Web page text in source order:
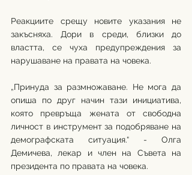
Реакциите срещу новите указания не
закъсняха. Дори в среди, близки до
властта, се чуха предупреждения за
нарушаване на правата на човека.
„Принуда за размножаване. Не мога да
опиша по друг начин тази инициатива,
която превръща жената от свободна
личност в инструмент за подобряване на
демографската ситуация.“ - Олга
Демичева, лекар и член на Съвета на
президента по правата на човека.